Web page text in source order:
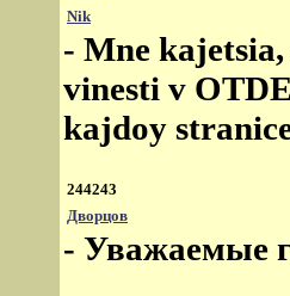
Nik
- Mne
vinesti v
kajdoy
244243
Дворцов
- Уважаемые